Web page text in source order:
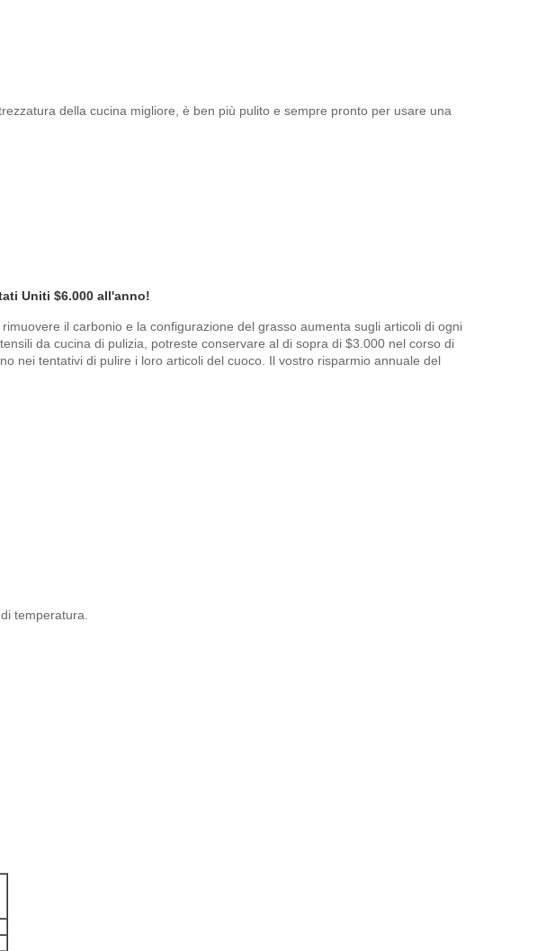
della cucina migliore, è ben più pulito e sempre pronto per usare una
Uniti $6.000 all'anno!
il carbonio e la configurazione del grasso aumenta sugli articoli di ogni
da cucina di pulizia, potreste conservare al di sopra di $3.000 nel corso di
nei tentativi di pulire i loro articoli del cuoco. Il vostro risparmio annuale del
temperatura.